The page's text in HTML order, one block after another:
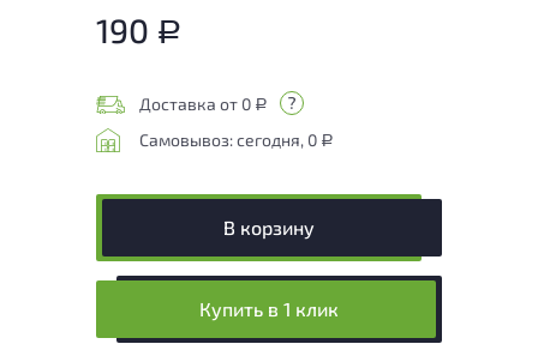
190 Р
Доставка от 0 Р
Самовывоз: сегодня, 0 Р
В корзину
Купить в 1 клик